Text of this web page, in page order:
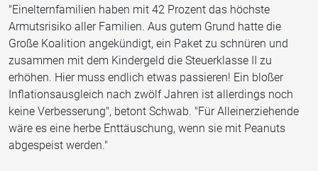
"Einelternfamilien haben mit 42 Prozent das höchste
Armutsrisiko aller Familien. Aus gutem Grund hatte die
Große Koalition angekündigt, ein Paket zu schnüren und
zusammen mit dem Kindergeld die Steuerklasse II zu
erhöhen. Hier muss endlich etwas passieren! Ein bloßer
Inflationsausgleich nach zwölf Jahren ist allerdings noch
keine Verbesserung", betont Schwab. "Für Alleinerziehende
wäre es eine herbe Enttäuschung, wenn sie mit Peanuts
abgespeist werden."